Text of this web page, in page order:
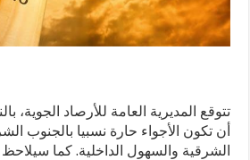
تتوقع المديرية العامة للأرصاد الجوية،
أن تكون الأجواء حارة نسبيا بالجنوب
الشرقية والسهول الداخلية. كما